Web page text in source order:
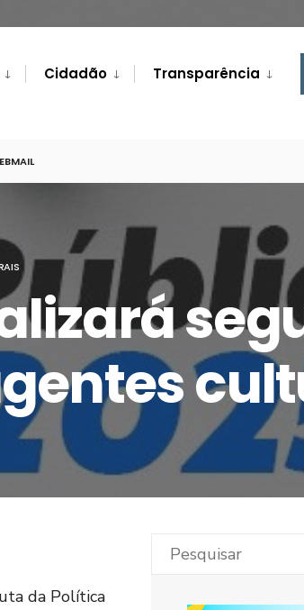
Cidadão Transparência
da Política
Pesquisar